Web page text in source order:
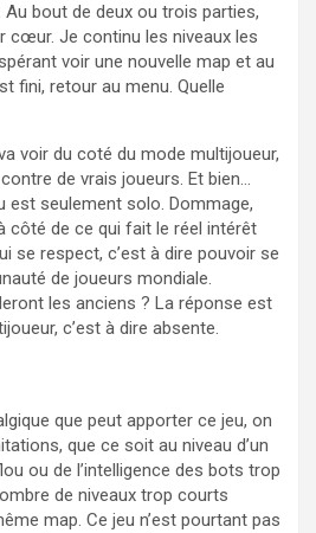
bout de deux ou trois parties,
cœur. Je continu les niveaux les
voir une nouvelle map et au
fini, retour au menu. Quelle
voir du coté du mode multijoueur,
de vrais joueurs. Et bien…
est seulement solo. Dommage,
côté de ce qui fait le réel intérêt
se respect, c’est à dire pouvoir se
de joueurs mondiale.
les anciens ? La réponse est
c’est à dire absente.
que peut apporter ce jeu, on
que ce soit au niveau d’un
ou de l’intelligence des bots trop
de niveaux trop courts
map. Ce jeu n’est pourtant pas